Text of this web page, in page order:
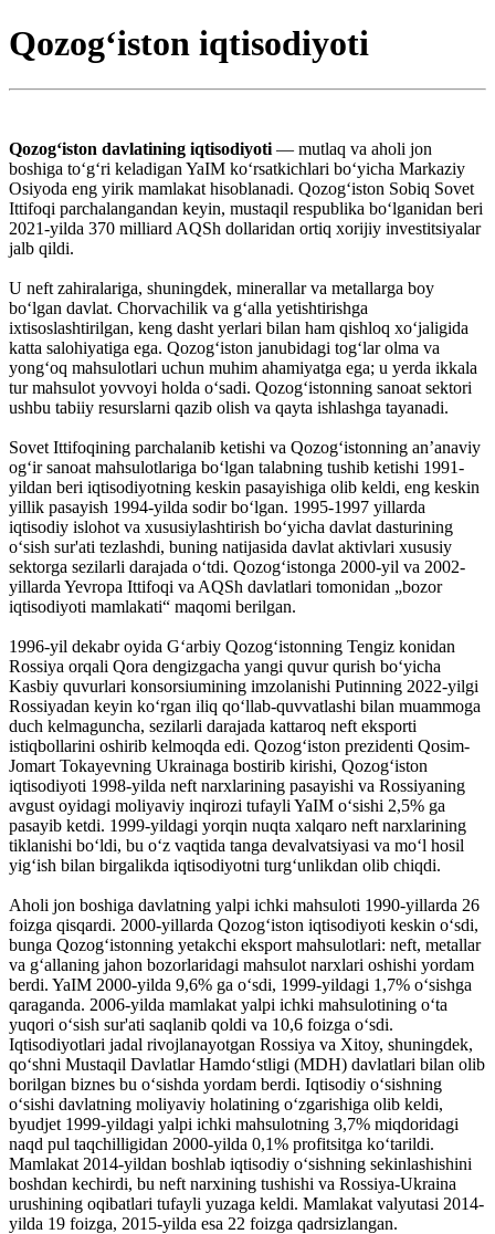
Qozogʻiston iqtisodiyoti
Qozogʻiston davlatining iqtisodiyoti — mutlaq va aholi jon
boshiga toʻgʻri keladigan YaIM koʻrsatkichlari boʻyicha Markaziy
Osiyoda eng yirik mamlakat hisoblanadi. Qozogʻiston Sobiq Sovet
Ittifoqi parchalangandan keyin, mustaqil respublika boʻlganidan beri
2021-yilda 370 milliard AQSh dollaridan ortiq xorijiy investitsiyalar
jalb qildi.
U neft zahiralariga, shuningdek, minerallar va metallarga boy
boʻlgan davlat. Chorvachilik va gʻalla yetishtirishga
ixtisoslashtirilgan, keng dasht yerlari bilan ham qishloq xoʻjaligida
katta salohiyatiga ega. Qozogʻiston janubidagi togʻlar olma va
yongʻoq mahsulotlari uchun muhim ahamiyatga ega; u yerda ikkala
tur mahsulot yovvoyi holda oʻsadi. Qozogʻistonning sanoat sektori
ushbu tabiiy resurslarni qazib olish va qayta ishlashga tayanadi.
Sovet Ittifoqining parchalanib ketishi va Qozogʻistonning anʼanaviy
ogʻir sanoat mahsulotlariga boʻlgan talabning tushib ketishi 1991-
yildan beri iqtisodiyotning keskin pasayishiga olib keldi, eng keskin
yillik pasayish 1994-yilda sodir boʻlgan. 1995-1997 yillarda
iqtisodiy islohot va xususiylashtirish boʻyicha davlat dasturining
oʻsish sur'ati tezlashdi, buning natijasida davlat aktivlari xususiy
sektorga sezilarli darajada oʻtdi. Qozogʻistonga 2000-yil va 2002-
yillarda Yevropa Ittifoqi va AQSh davlatlari tomonidan „bozor
iqtisodiyoti mamlakati“ maqomi berilgan.
1996-yil dekabr oyida Gʻarbiy Qozogʻistonning Tengiz konidan
Rossiya orqali Qora dengizgacha yangi quvur qurish boʻyicha
Kasbiy quvurlari konsorsiumining imzolanishi Putinning 2022-yilgi
Rossiyadan keyin koʻrgan iliq qoʻllab-quvvatlashi bilan muammoga
duch kelmaguncha, sezilarli darajada kattaroq neft eksporti
istiqbollarini oshirib kelmoqda edi. Qozogʻiston prezidenti Qosim-
Jomart Tokayevning Ukrainaga bostirib kirishi, Qozogʻiston
iqtisodiyoti 1998-yilda neft narxlarining pasayishi va Rossiyaning
avgust oyidagi moliyaviy inqirozi tufayli YaIM oʻsishi 2,5% ga
pasayib ketdi. 1999-yildagi yorqin nuqta xalqaro neft narxlarining
tiklanishi boʻldi, bu oʻz vaqtida tanga devalvatsiyasi va moʻl hosil
yigʻish bilan birgalikda iqtisodiyotni turgʻunlikdan olib chiqdi.
Aholi jon boshiga davlatning yalpi ichki mahsuloti 1990-yillarda 26
foizga qisqardi. 2000-yillarda Qozogʻiston iqtisodiyoti keskin oʻsdi,
bunga Qozogʻistonning yetakchi eksport mahsulotlari: neft, metallar
va gʻallaning jahon bozorlaridagi mahsulot narxlari oshishi yordam
berdi. YaIM 2000-yilda 9,6% ga oʻsdi, 1999-yildagi 1,7% oʻsishga
qaraganda. 2006-yilda mamlakat yalpi ichki mahsulotining oʻta
yuqori oʻsish sur'ati saqlanib qoldi va 10,6 foizga oʻsdi.
Iqtisodiyotlari jadal rivojlanayotgan Rossiya va Xitoy, shuningdek,
qoʻshni Mustaqil Davlatlar Hamdoʻstligi (MDH) davlatlari bilan olib
borilgan biznes bu oʻsishda yordam berdi. Iqtisodiy oʻsishning
oʻsishi davlatning moliyaviy holatining oʻzgarishiga olib keldi,
byudjet 1999-yildagi yalpi ichki mahsulotning 3,7% miqdoridagi
naqd pul taqchilligidan 2000-yilda 0,1% profitsitga koʻtarildi.
Mamlakat 2014-yildan boshlab iqtisodiy oʻsishning sekinlashishini
boshdan kechirdi, bu neft narxining tushishi va Rossiya-Ukraina
urushining oqibatlari tufayli yuzaga keldi. Mamlakat valyutasi 2014-
yilda 19 foizga, 2015-yilda esa 22 foizga qadrsizlangan.